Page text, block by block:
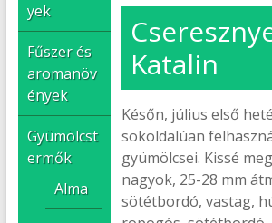
Katalin
Későn, július első
sokoldalúan
gyümölcsei. Kissé
nagyok, 25-28 mm
sötétbordó, vastag,
yek
Fűszer és
aromanöv
ények
Gyümölcst
ermők
Alma